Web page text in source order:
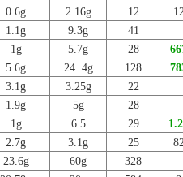
0.6g 2.16g 12
1.1g 9.3g
41
1g 5.7g 28
5.6g 24..4g 128
3.1g 3.25g
22
1.9g 5g
28
1g 6.5 29
2.7g 3.1g 25
23.6g 60g
328